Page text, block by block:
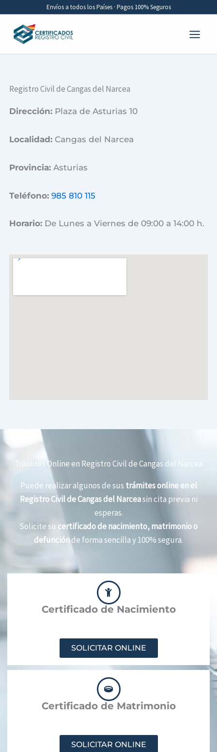
contenido
Envíos a todos los Países · Pagos 100% Seguros
Registro Civil de Cangas del Narcea​
Dirección: Plaza de Asturias 10
Localidad: Cangas del Narcea
Provincia:Asturias
Teléfono: 985 810 115
Horario: De Lunes a Viernes de 09:00 a 14:00 h.
Trámites Online en Registro Civil de Cangas del Narcea​
Puede realizar algunos de sus trámites online en el
Registro Civil de Cangas del Narcea​sin cita previa ni
esperas.
Solicite su certificado de nacimiento, matrimonio o
defunciónde forma sencilla y 100% segura.
Certificado de Nacimiento
SOLICITAR ONLINE
Certificado de Matrimonio
SOLICITAR ONLINE